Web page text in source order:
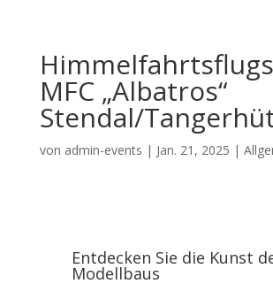
MFC „Albatros“
Stendal/
von admin-events | Jan. 21, 2025 |
Entdecken Sie die Kunst
Modellbaus